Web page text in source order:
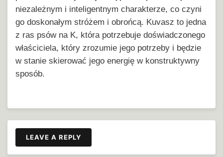
niezależnym i inteligentnym charakterze, co czyni
go doskonałym stróżem i obrońcą. Kuvasz to jedna
z ras psów na K, która potrzebuje doświadczonego
właściciela, który zrozumie jego potrzeby i będzie
w stanie skierować jego energię w konstruktywny
sposób.
LEAVE A REPLY